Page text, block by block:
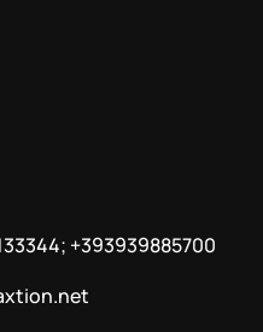
+393939885700